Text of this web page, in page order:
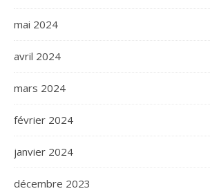
mai 2024
avril 2024
mars 2024
février 2024
janvier 2024
décembre 2023